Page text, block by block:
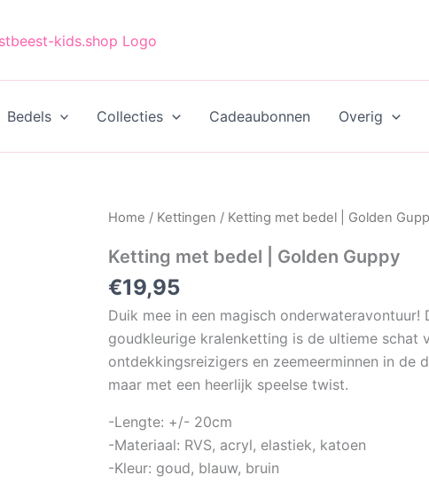
Bedels Collecties Cadeaubonnen Overig
Home / Kettingen / Ketting met bedel | Golden
Ketting met bedel | Golden Guppy
€19,95
Duik mee in een magisch onderwateravontuur!
goudkleurige kralenketting is de ultieme schat
ontdekkingsreizigers en zeemeerminnen in de
maar met een heerlijk speelse twist.
-Lengte: +/- 20cm
-Materiaal: RVS, acryl, elastiek, katoen
-Kleur: goud, blauw, bruin